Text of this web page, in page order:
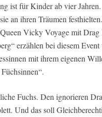
ist für Kinder ab vier
an ihren Träumen
Vicky Voyage mit
erzählen bei diesem
mit ihrem eigenen
Fuchs. Den ignorieren
Und das soll